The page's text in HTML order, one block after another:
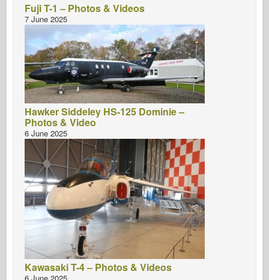
Fuji T-1 – Photos & Videos
7 June 2025
Hawker Siddeley HS-125 Dominie –
Photos & Video
6 June 2025
Kawasaki T-4 – Photos & Videos
6 June 2025